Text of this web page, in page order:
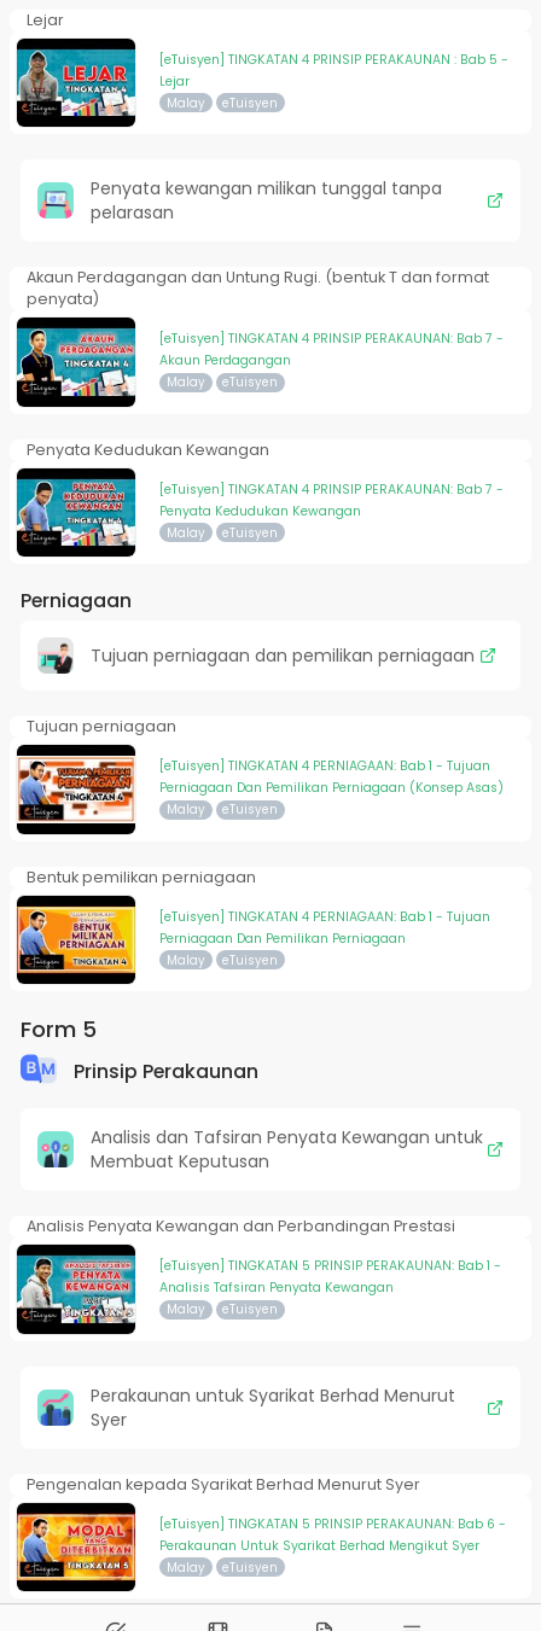
Lejar
[eTuisyen] TINGKATAN 4 PRINSIP PERAKAUNAN : Bab 5 -
Lejar
Malay eTuisyen
Penyata kewangan milikan tunggal tanpa
pelarasan
Akaun Perdagangan dan Untung Rugi. (bentuk T dan format
penyata)
[eTuisyen] TINGKATAN 4 PRINSIP PERAKAUNAN: Bab 7 -
Akaun Perdagangan
Malay eTuisyen
Penyata Kedudukan Kewangan
[eTuisyen] TINGKATAN 4 PRINSIP PERAKAUNAN: Bab 7 -
Penyata Kedudukan Kewangan
Malay eTuisyen
Perniagaan
Tujuan perniagaan dan pemilikan perniagaan
Tujuan perniagaan
[eTuisyen] TINGKATAN 4 PERNIAGAAN: Bab 1 - Tujuan
Perniagaan Dan Pemilikan Perniagaan (Konsep Asas)
Malay eTuisyen
Bentuk pemilikan perniagaan
[eTuisyen] TINGKATAN 4 PERNIAGAAN: Bab 1 - Tujuan
Perniagaan Dan Pemilikan Perniagaan
Malay eTuisyen
Form 5
Prinsip Perakaunan
Analisis dan Tafsiran Penyata Kewangan untuk
Membuat Keputusan
Analisis Penyata Kewangan dan Perbandingan Prestasi
[eTuisyen] TINGKATAN 5 PRINSIP PERAKAUNAN: Bab 1 -
Analisis Tafsiran Penyata Kewangan
Malay eTuisyen
Perakaunan untuk Syarikat Berhad Menurut
Syer
Pengenalan kepada Syarikat Berhad Menurut Syer
[eTuisyen] TINGKATAN 5 PRINSIP PERAKAUNAN: Bab 6 -
Perakaunan Untuk Syarikat Berhad Mengikut Syer
Malay eTuisyen